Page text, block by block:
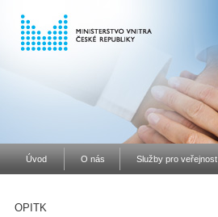
Úvod O nás Služby pro veřejnost
OPITK